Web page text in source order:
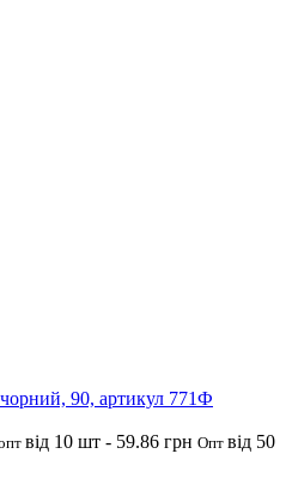
90, артикул 771Ф
від 10 шт - 59.86 грн Опт від 50